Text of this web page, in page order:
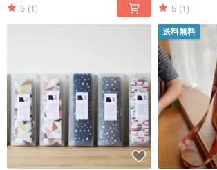
5 (1) 5 (1)
送料無料